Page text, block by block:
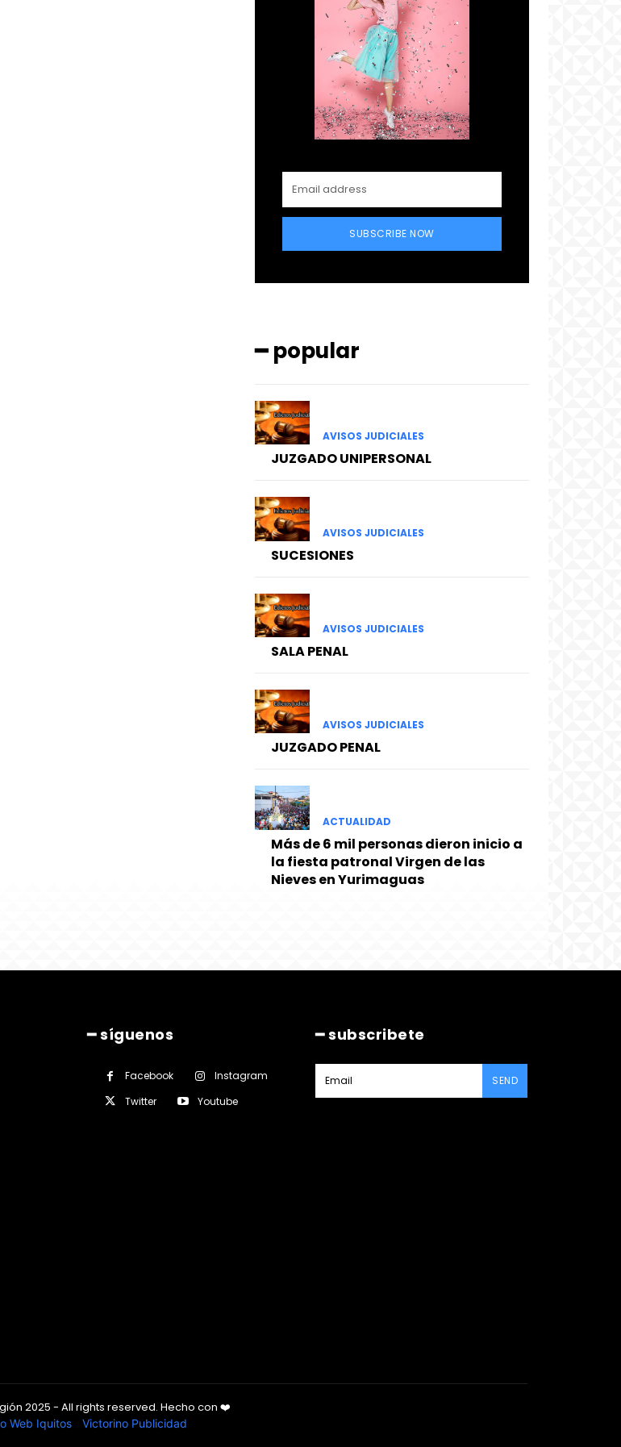
SUBSCRIBE NOW
━ popular
AVISOS JUDICIALES
JUZGADO UNIPERSONAL
AVISOS JUDICIALES
SUCESIONES
AVISOS JUDICIALES
SALA PENAL
AVISOS JUDICIALES
JUZGADO PENAL
ACTUALIDAD
Más de 6 mil personas dieron inicio a
la fiesta patronal Virgen de las
Nieves en Yurimaguas
━ síguenos
Facebook
Instagram
Twitter
Youtube
━ subscribete
SEND
2025 - All rights reserved. Hecho con ❤️
Web Iquitos Victorino Publicidad